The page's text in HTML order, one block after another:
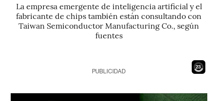
La empresa emergente de inteligencia artificial y el
fabricante de chips también están consultando con
Taiwan Semiconductor Manufacturing Co., según
fuentes
21
PUBLICIDAD